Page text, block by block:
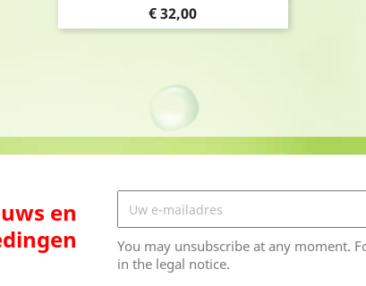
Prijs
€ 32,00
en
You may unsubscribe at any moment.
in the legal notice.